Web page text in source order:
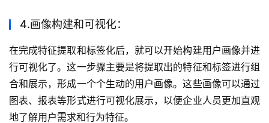
4.画像构建和可视化：
在完成特征提取和标签化后，就可以开始构建用户画像并进
行可视化了。这一步骤主要是将提取出的特征和标签进行组
合和展示，形成一个个生动的用户画像。这些画像可以通过
图表、报表等形式进行可视化展示，以便企业人员更加直观
地了解用户需求和行为特征。